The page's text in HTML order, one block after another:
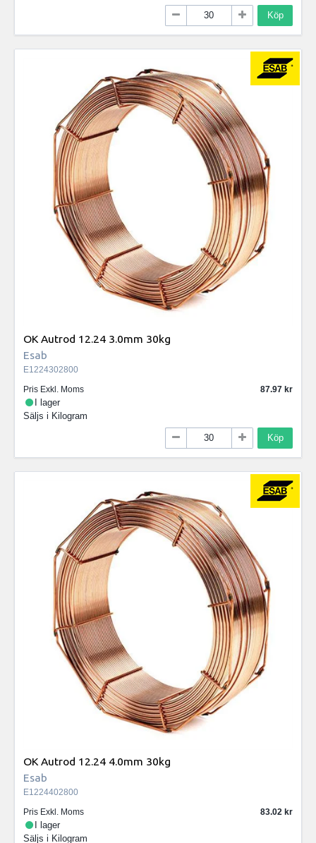
Köp
OK Autrod 12.24 3.0mm 30kg
Esab
E1224302800
Pris Exkl. Moms
87.97
I lager
Säljs i Kilogram
Köp
OK Autrod 12.24 4.0mm 30kg
Esab
E1224402800
Pris Exkl. Moms
83.02
I lager
Säljs i Kilogram